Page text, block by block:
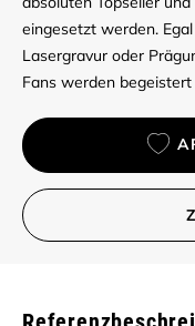
eingesetzt werden.
Lasergravur oder
Fans werden begeistert